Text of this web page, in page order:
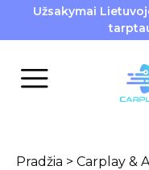
Užsakymai
Pradžia > Carplay &